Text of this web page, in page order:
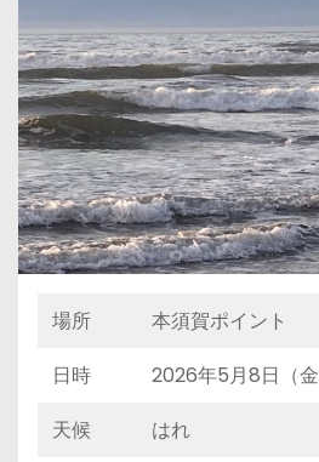
場所
本須賀ポイント
日時
2026年5月8日（
天候
はれ